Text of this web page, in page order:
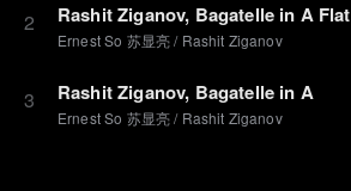
2 Rashit Ziganov, Bagatelle in A Flat
Ernest So 苏显亮/ Rashit Ziganov
3 Rashit Ziganov, Bagatelle in A
Ernest So 苏显亮/ Rashit Ziganov